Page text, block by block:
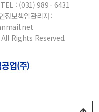
TEL : (031) 989 - 6431
정보책임관리자 :
Rights Reserved.